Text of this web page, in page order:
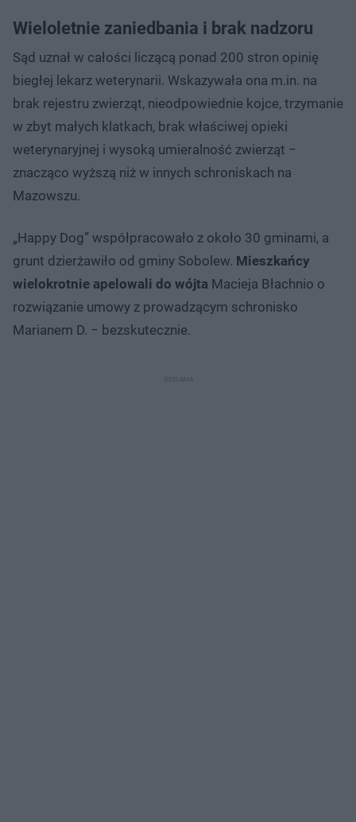
Wieloletnie zaniedbania i brak nadzoru
Sąd uznał w całości liczącą ponad 200 stron opinię
biegłej lekarz weterynarii. Wskazywała ona m.in. na
brak rejestru zwierząt, nieodpowiednie kojce, trzymanie
w zbyt małych klatkach, brak właściwej opieki
weterynaryjnej i wysoką umieralność zwierząt −
znacząco wyższą niż w innych schroniskach na
Mazowszu.
„Happy Dog” współpracowało z około 30 gminami, a
grunt dzierżawiło od gminy Sobolew. Mieszkańcy
wielokrotnie apelowali do wójta Macieja Błachnio o
rozwiązanie umowy z prowadzącym schronisko
Marianem D. − bezskutecznie.